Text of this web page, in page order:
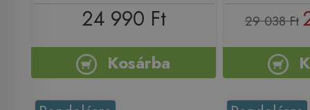
24 990 Ft
Kosárba
29 038 Ft